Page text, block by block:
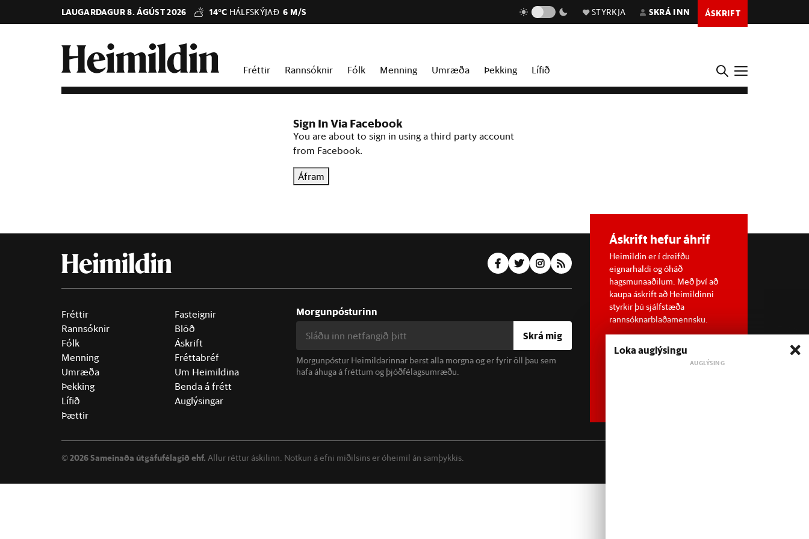
LAUGARDAGUR 8. ÁGÚST 2026 14°C HÁLFSKÝJAÐ 6 M/S STYRKJA SKRÁ INN ÁSKRIFT
Fréttir Rannsóknir Fólk Menning Umræða Þekking Lífið
Sign In Via Facebook
You are about to sign in using a third party account
from Facebook.
Áfram
Fréttir
Rannsóknir
Fólk
Menning
Umræða
Þekking
Lífið
Þættir
Fasteignir
Blöð
Áskrift
Fréttabréf
Um Heimildina
Benda á frétt
Auglýsingar
Morgunpósturinn
Skrá mig
Morgunpóstur Heimildarinnar berst alla morgna og er fyrir öll þau sem
hafa áhuga á fréttum og þjóðfélagsumræðu.
Áskrift hefur áhrif
Heimildin er í dreifðu
eignarhaldi og óháð
hagsmunaaðilum. Með því að
kaupa áskrift að Heimildinni
styrkir þú sjálfstæða
rannsóknarblaðamennsku.
©2026 Sameinaða útgáfufélagið ehf. Allur réttur áskilinn. Notkun á efni miðilsins er óheimil án samþykkis.
Loka auglýsingu